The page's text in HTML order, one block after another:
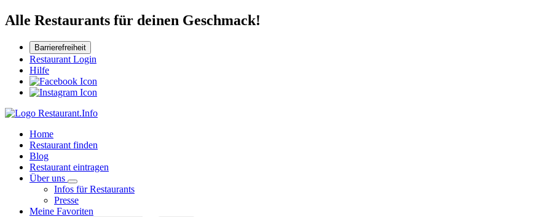
Alle Restaurants für deinen Geschmack!
Barrierefreiheit
Restaurant Login
Hilfe
Home
Restaurant finden
Blog
Restaurant eintragen
Über uns
Infos für Restaurants
Presse
Meine Favoriten